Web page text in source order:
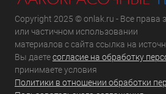
Copyright 2025 © onlak.ru - Все
или частичном использовании
материалов с сайта ссылка на
Вы даетесогласие на обработку
принимаете условия
Политики в отношении обработки